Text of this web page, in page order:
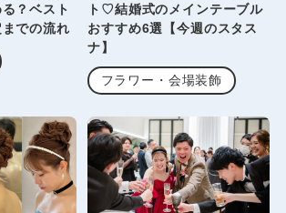
？ベスト
での流れ
ト♡結婚式のメインテーブル
おすすめ6選【今週のスタス
ナ】
フラワー・会場装飾